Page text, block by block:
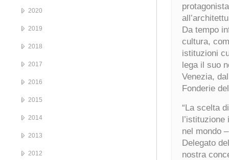
Da tempo
cultura,
istituzioni
lega il suo
Venezia,
Fonderie
“La scelta
nel mondo
Delegato
nostra
2020
2019
2018
2017
2016
2015
2014
2013
2012